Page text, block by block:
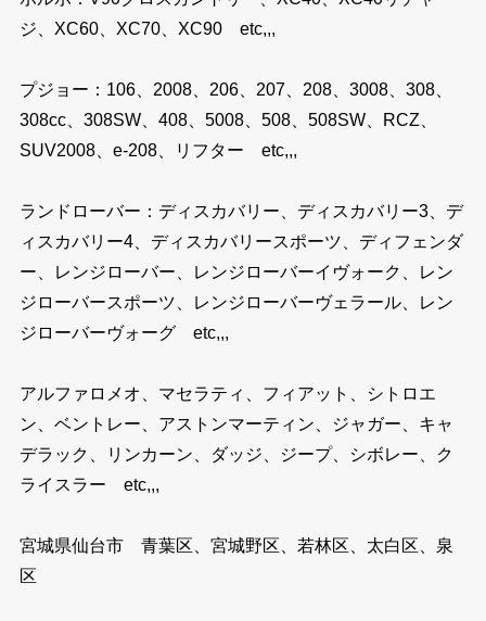
ジ、XC60、XC70、XC90 etc,,,
プジョー：106、2008、206、207、208、3008、308、
308cc、308SW、408、5008、508、508SW、RCZ、
SUV2008、e-208、リフター etc,,,
ランドローバー：ディスカバリー、ディスカバリー3、デ
ィスカバリー4、ディスカバリースポーツ、ディフェンダ
ー、レンジローバー、レンジローバーイヴォーク、レン
ジローバースポーツ、レンジローバーヴェラール、レン
ジローバーヴォーグ etc,,,
アルファロメオ、マセラティ、フィアット、シトロエ
ン、ベントレー、アストンマーティン、ジャガー、キャ
デラック、リンカーン、ダッジ、ジープ、シボレー、ク
ライスラー etc,,,
宮城県仙台市 青葉区、宮城野区、若林区、太白区、泉
区